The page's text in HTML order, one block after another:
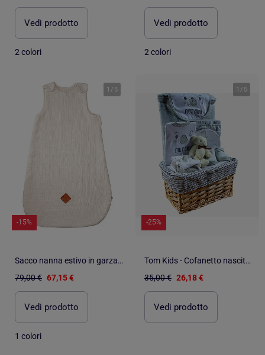
Vedi prodotto
2 colori
Vedi prodotto
2 colori
1 / 5
-15%
Sacco nanna estivo in garza di cotone - tog 0.5 | SEVIRA KIDS
79,00 € 67,15 €
Vedi prodotto
1 colori
1 / 5
-25%
Tom Kids - Cofanetto nascita neonato grigio con accessori
35,00 € 26,18 €
Vedi prodotto